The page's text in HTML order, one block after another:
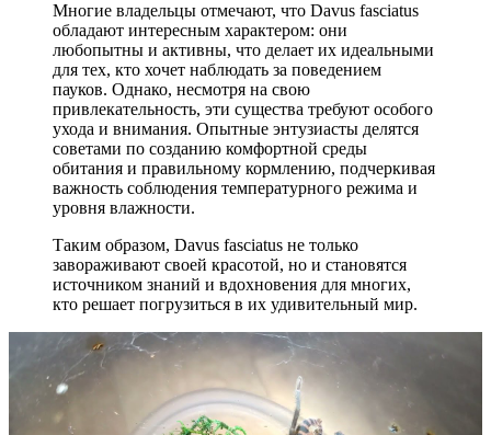
Многие владельцы отмечают, что Davus fasciatus
обладают интересным характером: они
любопытны и активны, что делает их идеальными
для тех, кто хочет наблюдать за поведением
пауков. Однако, несмотря на свою
привлекательность, эти существа требуют особого
ухода и внимания. Опытные энтузиасты делятся
советами по созданию комфортной среды
обитания и правильному кормлению, подчеркивая
важность соблюдения температурного режима и
уровня влажности.
Таким образом, Davus fasciatus не только
завораживают своей красотой, но и становятся
источником знаний и вдохновения для многих,
кто решает погрузиться в их удивительный мир.